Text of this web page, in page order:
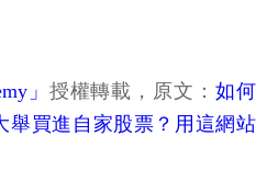
」 授權轉載，原文：如何
舉買進自家股票？用這網站